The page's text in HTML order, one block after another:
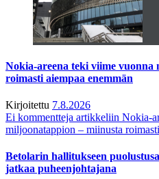
Nokia-areena teki viime vuonna
roimasti aiempaa enemmän
Kirjoitettu 7.8.2026
Ei kommentteja artikkeliin Nokia-
miljoonatappion – miinusta
Betolarin hallitukseen
jatkaa puheenjohtajana